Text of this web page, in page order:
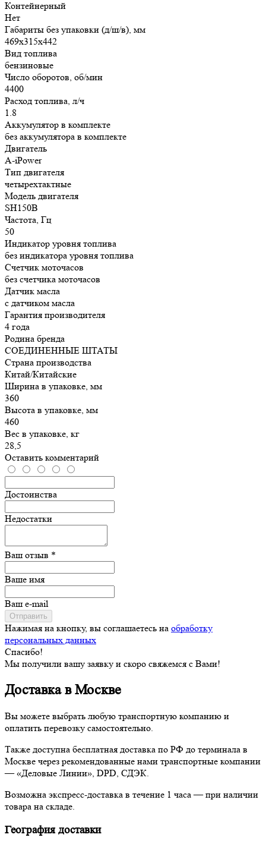
Контейнерный
Нет
Габариты без упаковки (д/ш/в), мм
469x315x442
Вид топлива
бензиновые
Число оборотов, об/мин
4400
Расход топлива, л/ч
1.8
Аккумулятор в комплекте
без аккумулятора в комплекте
Двигатель
A-iPower
Тип двигателя
четырехтактные
Модель двигателя
SH150B
Частота, Гц
50
Индикатор уровня топлива
без индикатора уровня топлива
Счетчик моточасов
без счетчика моточасов
Датчик масла
с датчиком масла
Гарантия производителя
4 года
Родина бренда
СОЕДИНЕННЫЕ ШТАТЫ
Страна производства
Китай/Китайские
Ширина в упаковке, мм
360
Высота в упаковке, мм
460
Вес в упаковке, кг
28,5
Оставить комментарий
Достоинства
Недостатки
Ваш отзыв *
Ваше имя
Ваш e-mail
Отправить
Нажимая на кнопку, вы соглашаетесь на обработку
персональных данных
Спасибо!
Мы получили вашу заявку и скоро свяжемся с Вами!
Доставка в Москве
Вы можете выбрать любую транспортную компанию и
оплатить перевозку самостоятельно.
Также доступна бесплатная доставка по РФ до терминала в
Москве через рекомендованные нами транспортные компании
— «Деловые Линии», DPD, СДЭК.
Возможна экспресс-доставка в течение 1 часа — при наличии
товара на складе.
География доставки